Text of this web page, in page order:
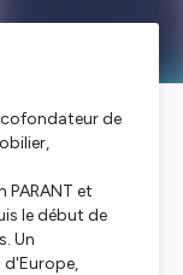
cofondateur de
PARANT et
le début de
Un
d'Europe,